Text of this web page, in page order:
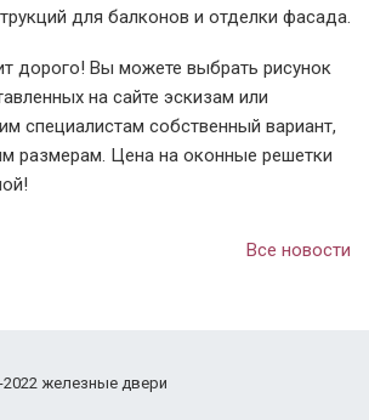
для балконов и отделки фасада.
дорого! Вы можете выбрать рисунок
на сайте эскизам или
специалистам собственный вариант,
размерам. Цена на оконные решетки
Все новости
2022 железные двери